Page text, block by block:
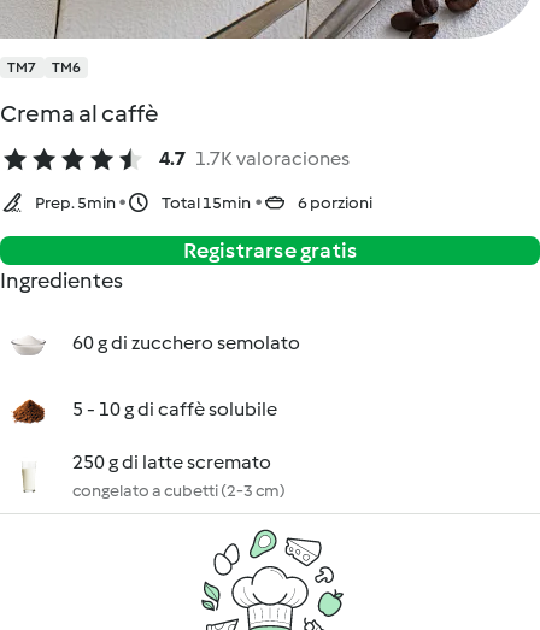
TM7 TM6
Crema al caffè
4.7 1.7K valoraciones
Prep. 5min Total 15min 6 porzioni
Registrarse gratis
Ingredientes
60 g di zucchero semolato
5 - 10 g di caffè solubile
250 g di latte scremato
congelato a cubetti (2-3 cm)